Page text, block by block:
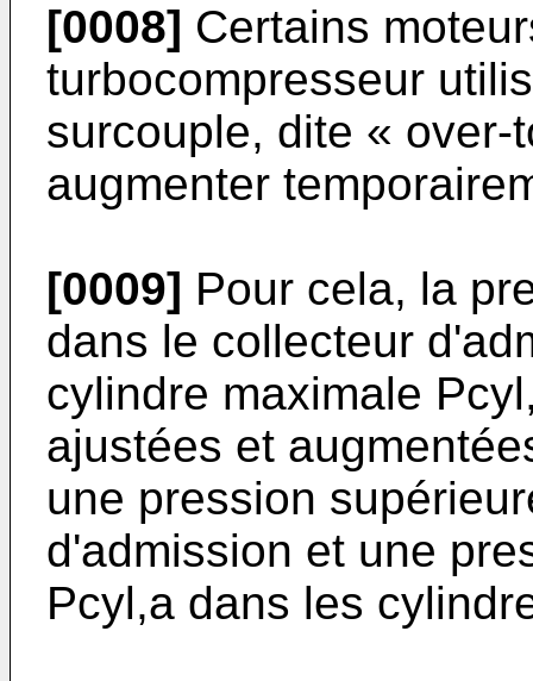
[0008] Certains
turbocompresseur
surcouple, dite «
augmenter
[0009] Pour cela, la
dans le collecteur
cylindre maximale
ajustées et
une pression
d'admission et une
Pcyl,a dans les